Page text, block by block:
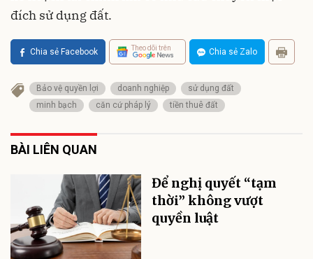
đích sử dụng đất.
Chia sẻ Facebook Theo dõi trên Chia sẻ Zalo
Bảo vệ quyền lợi doanh nghiệp
sử dụng đất
minh bạch
căn cứ pháp lý tiền thuê đất
BÀI LIÊN QUAN
Để nghị quyết “tạm
thời” không vượt
quyền luật